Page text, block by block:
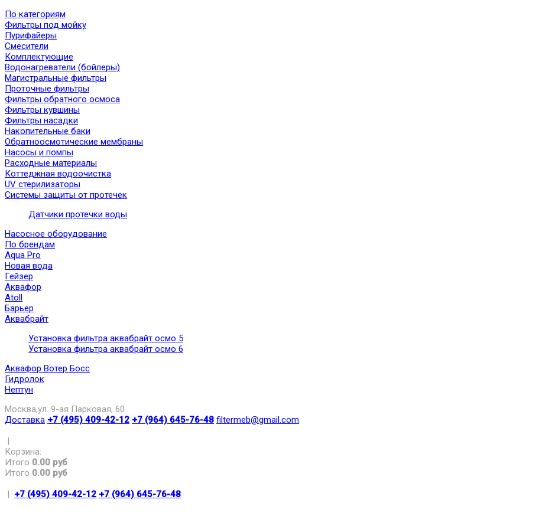
По категориям
Фильтры под мойку
Пурифайеры
Смесители
Комплектующие
Водонагреватели (бойлеры)
Магистральные фильтры
Проточные фильтры
Фильтры обратного осмоса
Фильтры кувшины
Фильтры насадки
Накопительные баки
Обратноосмотические мембраны
Насосы и помпы
Расходные материалы
Коттеджная водоочистка
UV стерилизаторы
Системы защиты от протечек
Датчики протечки воды
Насосное оборудование
По брендам
Aqua Pro
Новая вода
Гейзер
Аквафор
Atoll
Барьер
Аквабрайт
Установка фильтра аквабрайт осмо 5
Установка фильтра аквабрайт осмо 6
Аквафор Вотер Босс
Гидролок
Нептун
Москва,ул. 9-ая Парковая, 60
Доставка +7 (495) 409-42-12 +7 (964) 645-76-48 filtermeb@gmail.com
|
Корзина:
Итого 0.00 руб
Итого 0.00 руб
| +7 (495) 409-42-12 +7 (964) 645-76-48